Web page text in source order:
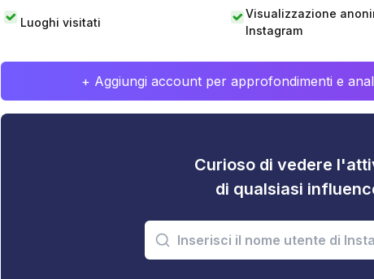
Luoghi visitati
Visualizzazione
Instagram
+ Aggiungi account per approfondimenti e
Curioso di vedere
di qualsiasi